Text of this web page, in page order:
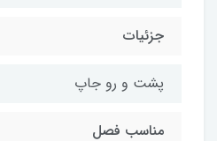
جزئیات
پشت و رو جاپ
مناسب فصل